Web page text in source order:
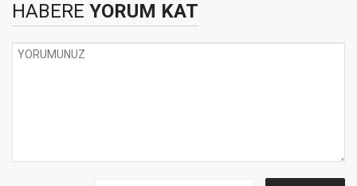
HABERE YORUM KAT